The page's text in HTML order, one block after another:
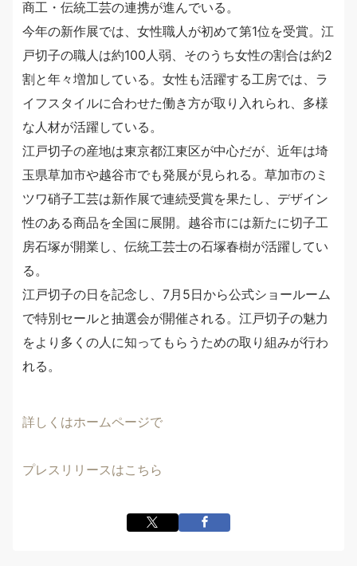
商工・伝統工芸の連携が進んでいる。
今年の新作展では、女性職人が初めて第1位を受賞。江
戸切子の職人は約100人弱、そのうち女性の割合は約2
割と年々増加している。女性も活躍する工房では、ラ
イフスタイルに合わせた働き方が取り入れられ、多様
な人材が活躍している。
江戸切子の産地は東京都江東区が中心だが、近年は埼
玉県草加市や越谷市でも発展が見られる。草加市のミ
ツワ硝子工芸は新作展で連続受賞を果たし、デザイン
性のある商品を全国に展開。越谷市には新たに切子工
房石塚が開業し、伝統工芸士の石塚春樹が活躍してい
る。
江戸切子の日を記念し、7月5日から公式ショールーム
で特別セールと抽選会が開催される。江戸切子の魅力
をより多くの人に知ってもらうための取り組みが行わ
れる。
詳しくはホームページで
プレスリリースはこちら